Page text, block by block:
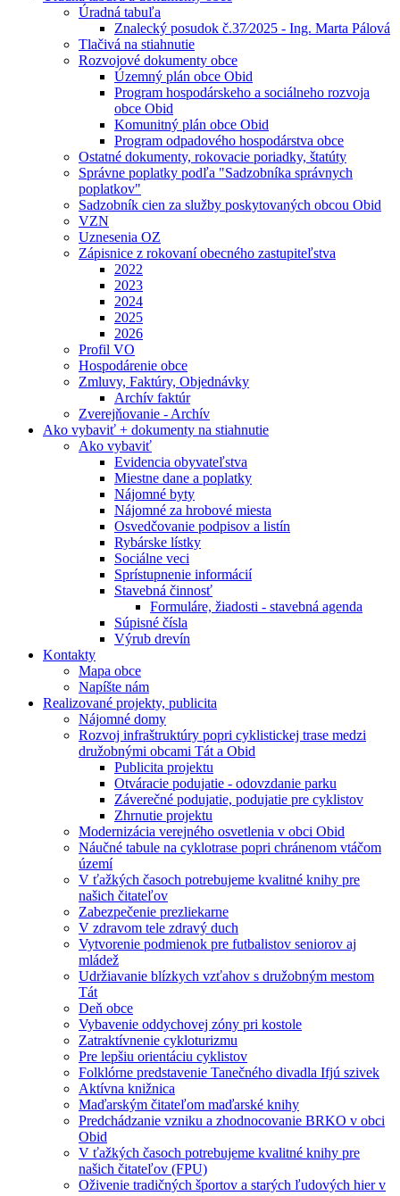
Úradná tabuľa
Znalecký posudok č.37⁄2025 - Ing. Marta Pálová
Tlačivá na stiahnutie
Rozvojové dokumenty obce
Územný plán obce Obid
Program hospodárskeho a sociálneho rozvoja
obce Obid
Komunitný plán obce Obid
Program odpadového hospodárstva obce
Ostatné dokumenty, rokovacie poriadky, štatúty
Správne poplatky podľa "Sadzobníka správnych
poplatkov"
Sadzobník cien za služby poskytovaných obcou Obid
VZN
Uznesenia OZ
Zápisnice z rokovaní obecného zastupiteľstva
2022
2023
2024
2025
2026
Profil VO
Hospodárenie obce
Zmluvy, Faktúry, Objednávky
Archív faktúr
Zverejňovanie - Archív
Ako vybaviť + dokumenty na stiahnutie
Ako vybaviť
Evidencia obyvateľstva
Miestne dane a poplatky
Nájomné byty
Nájomné za hrobové miesta
Osvedčovanie podpisov a listín
Rybárske lístky
Sociálne veci
Sprístupnenie informácií
Stavebná činnosť
Formuláre, žiadosti - stavebná agenda
Súpisné čísla
Výrub drevín
Kontakty
Mapa obce
Napíšte nám
Realizované projekty, publicita
Nájomné domy
Rozvoj infraštruktúry popri cyklistickej trase medzi
družobnými obcami Tát a Obid
Publicita projektu
Otváracie podujatie - odovzdanie parku
Záverečné podujatie, podujatie pre cyklistov
Zhrnutie projektu
Modernizácia verejného osvetlenia v obci Obid
Náučné tabule na cyklotrase popri chránenom vtáčom
území
V ťažkých časoch potrebujeme kvalitné knihy pre
našich čitateľov
Zabezpečenie prezliekarne
V zdravom tele zdravý duch
Vytvorenie podmienok pre futbalistov seniorov aj
mládež
Udržiavanie blízkych vzťahov s družobným mestom
Tát
Deň obce
Vybavenie oddychovej zóny pri kostole
Zatraktívnenie cykloturizmu
Pre lepšiu orientáciu cyklistov
Folklórne predstavenie Tanečného divadla Ifjú szivek
Aktívna knižnica
Maďarským čitateľom maďarské knihy
Predchádzanie vzniku a zhodnocovanie BRKO v obci
Obid
V ťažkých časoch potrebujeme kvalitné knihy pre
našich čitateľov (FPU)
Oživenie tradičných športov a starých ľudových hier v